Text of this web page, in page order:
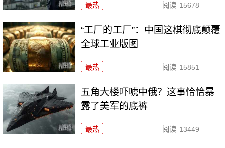
最热 阅读 15678
“工厂的工厂”：中国这棋彻底颠覆
全球工业版图
最热 阅读 15851
五角大楼吓唬中俄？这事恰恰暴
露了美军的底裤
最热 阅读 13449